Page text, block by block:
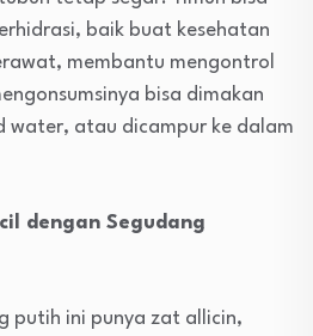
baik buat kesehatan
membantu mengontrol
bisa dimakan
water, atau dicampur ke dalam
dengan Segudang
putih ini punya zat allicin,